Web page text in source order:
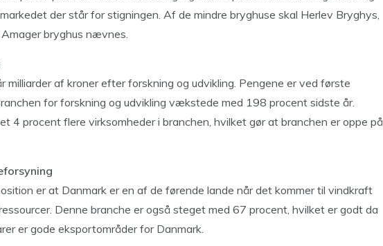
der står for stigningen. Af de mindre bryghuse skal Herlev Bryghys,
bryghus nævnes.
milliarder af kroner efter forskning og udvikling. Pengene er ved første
for forskning og udvikling vækstede med 198 procent sidste år.
4 procent flere virksomheder i branchen, hvilket gør at branchen er oppe på
er at Danmark er en af de førende lande når det kommer til vindkraft
Denne branche er også steget med 67 procent, hvilket er godt da
er gode eksportområder for Danmark.